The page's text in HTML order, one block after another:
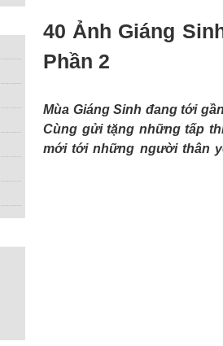
40 Ảnh Giáng
Phần 2
Mùa Giáng Sinh đang tới
Cùng gửi tặng những tấp
mới tới những người thân